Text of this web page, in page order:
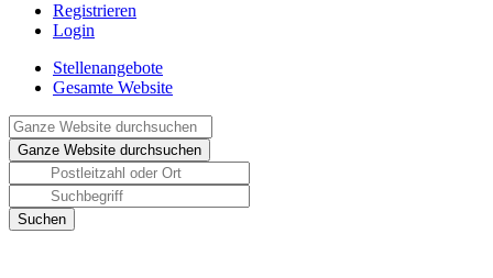
Registrieren
Login
Stellenangebote
Gesamte Website